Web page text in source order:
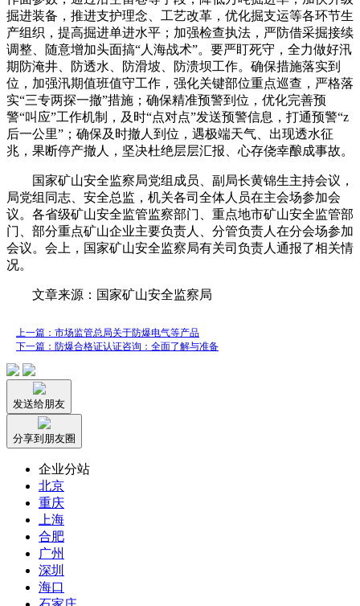
掘进装备，推进支护理念、工艺改革，优化掘支运等各环节生
产组织，提高掘进单进水平；加强检查执法，严防借采掘接续
调整、随意增加头面搞“人海战术”。要严盯死守，全力做好汛
期防淹井、防透水、防滑坡、防溃坝工作。确保措施落实到
位，加强汛期值班值守工作，强化关键部位重点巡查，严格落
实“三专两探一撤”措施；确保精准预警到位，优化完善预
警“叫应”工作机制，及时“点对点”发送预警信息，打通预警“z
后一公里”；确保及时撤人到位，遇极端天气、出现透水征
兆，果断停产撤人，坚决杜绝层层汇报、心存侥幸酿成事故。
国家矿山安全监察局党组成员、副局长黄锦生主持会议，
局党组同志、安全总监，机关各司全体人员在主会场参加会
议。各省级矿山安全监管监察部门、重点地市矿山安全监管部
门、部分重点矿山企业主要负责人、分管负责人在分会场参加
会议。会上，国家矿山安全监察局有关司负责人通报了相关情
况。
文章来源：国家矿山安全监察局
上一篇：市场监管总局关于防爆电气等产品
下一篇：防爆合格证认证咨询：全面了解与准备
发送给朋友
分享到朋友圈
企业分站
北京
重庆
上海
合肥
广州
深圳
海口